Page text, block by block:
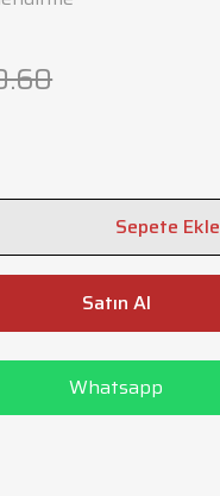
Sepete Ekle
Satın Al
Whatsapp